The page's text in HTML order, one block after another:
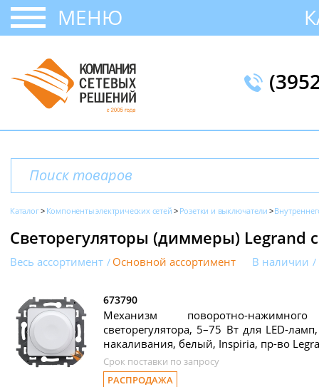
МЕНЮ
Каталог Компоненты электрических сетей Розетки и выключатели
Светорегуляторы (диммеры) Legrand
Весь ассортимент Основной ассортимент В наличии
673790
Механизм поворотно-нажимного
светорегулятора, 5–75 Вт для LED-
накаливания, белый, Inspiria, пр-во
Срок поставки по запросу
РАСПРОДАЖА